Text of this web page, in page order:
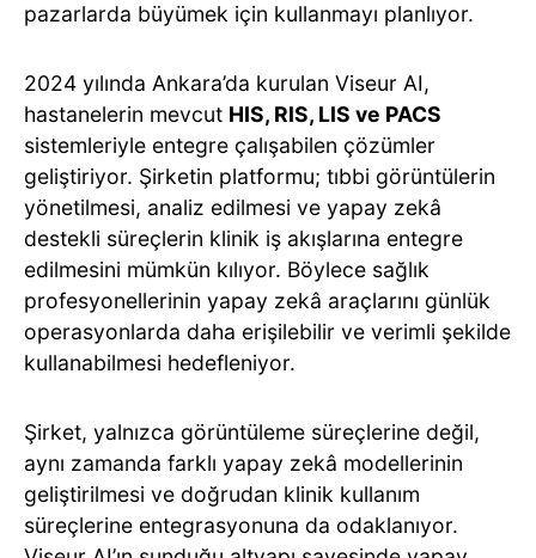
pazarlarda büyümek için kullanmayı planlıyor.
2024 yılında Ankara’da kurulan Viseur AI,
hastanelerin mevcut HIS, RIS, LIS ve PACS
sistemleriyle entegre çalışabilen çözümler
geliştiriyor. Şirketin platformu; tıbbi görüntülerin
yönetilmesi, analiz edilmesi ve yapay zekâ
destekli süreçlerin klinik iş akışlarına entegre
edilmesini mümkün kılıyor. Böylece sağlık
profesyonellerinin yapay zekâ araçlarını günlük
operasyonlarda daha erişilebilir ve verimli şekilde
kullanabilmesi hedefleniyor.
Şirket, yalnızca görüntüleme süreçlerine değil,
aynı zamanda farklı yapay zekâ modellerinin
geliştirilmesi ve doğrudan klinik kullanım
süreçlerine entegrasyonuna da odaklanıyor.